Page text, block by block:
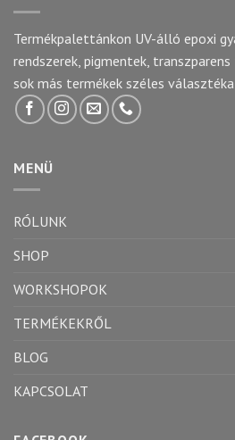
Termékpalettánkon UV-álló epoxi
rendszerek, pigmentek,
sok más termékek széles
MENÜ
RÓLUNK
SHOP
WORKSHOPOK
TERMÉKEKRŐL
BLOG
KAPCSOLAT